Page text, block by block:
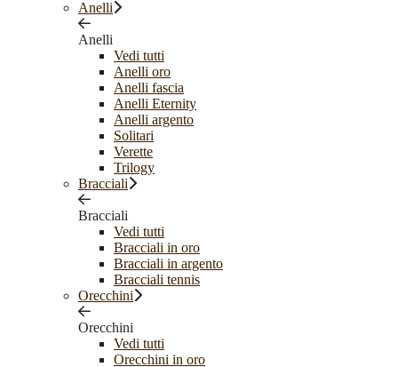
Anelli
Anelli
Vedi tutti
Anelli oro
Anelli fascia
Anelli Eternity
Anelli argento
Solitari
Verette
Trilogy
Bracciali
Bracciali
Vedi tutti
Bracciali in oro
Bracciali in argento
Bracciali tennis
Orecchini
Orecchini
Vedi tutti
Orecchini in oro